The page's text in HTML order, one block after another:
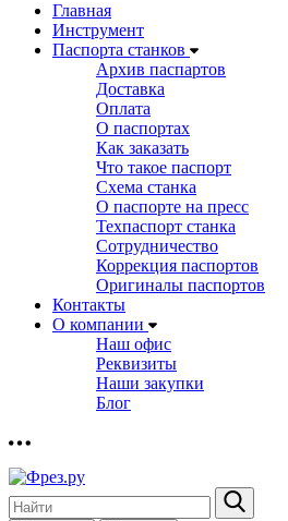
Главная
Инструмент
Паспорта станков
Архив паспартов
Доставка
Оплата
О паспортах
Как заказать
Что такое паспорт
Схема станка
О паспорте на пресс
Техпаспорт станка
Сотрудничество
Коррекция паспортов
Оригиналы паспортов
Контакты
О компании
Наш офис
Реквизиты
Наши закупки
Блог